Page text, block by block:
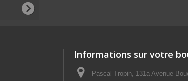
Informations sur votre
Pascal Tropin, 131a Avenue